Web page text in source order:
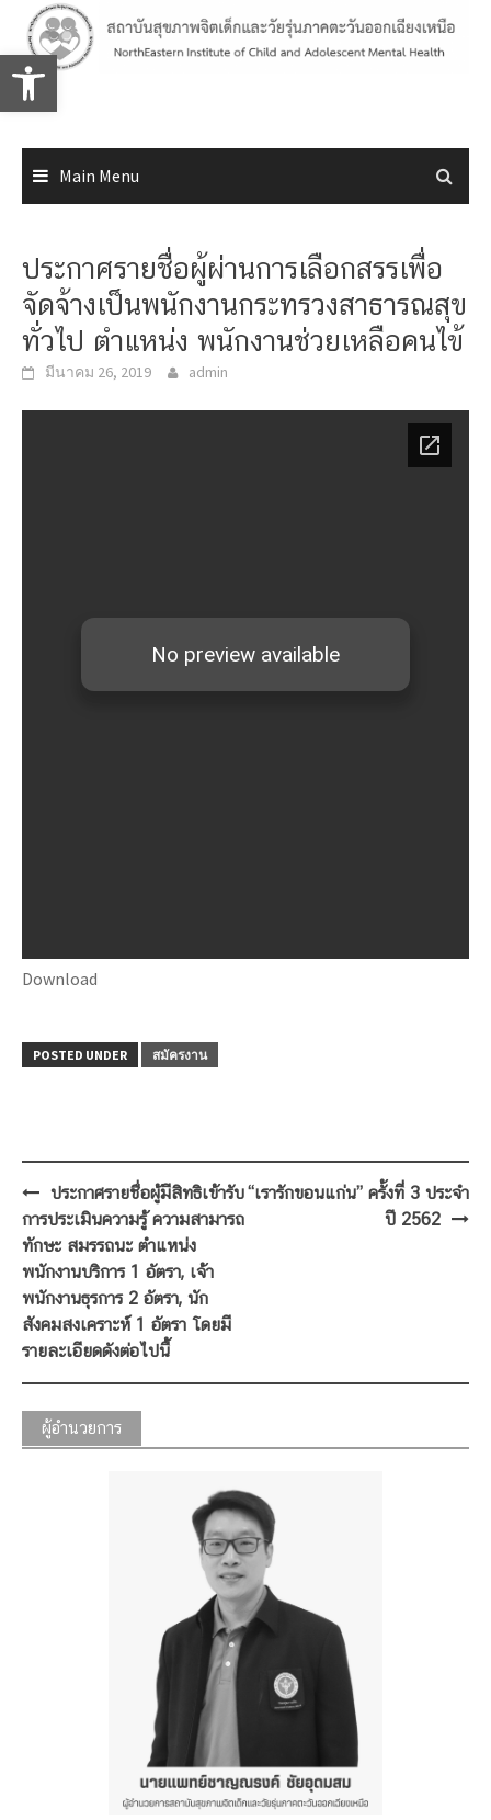
Open toolbar
content
Main Menu
ประกาศรายชื่อผู้ผ่านการเลือกสรรเพื่อ
จัดจ้างเป็นพนักงานกระทรวงสาธารณสุข
ทั่วไป ตำแหน่ง พนักงานช่วยเหลือคนไข้
มีนาคม 26, 2019 admin
Download
POSTED UNDER สมัครงาน
Post
navigation
ประกาศรายชื่อผู้มีสิทธิเข้ารับ
การประเมินความรู้ ความสามารถ
ทักษะ สมรรถนะ ตำแหน่ง
พนักงานบริการ 1 อัตรา, เจ้า
พนักงานธุรการ 2 อัตรา, นัก
สังคมสงเคราะห์ 1 อัตรา โดยมี
รายละเอียดดังต่อไปนี้
“เรารักขอนแก่น” ครั้งที่ 3 ประจำ
ปี 2562
ผู้อำนวยการ